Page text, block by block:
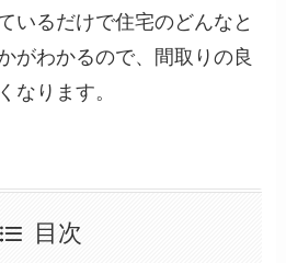
いるだけで住宅のどんなと
がわかるので、間取りの良
なります。
目次